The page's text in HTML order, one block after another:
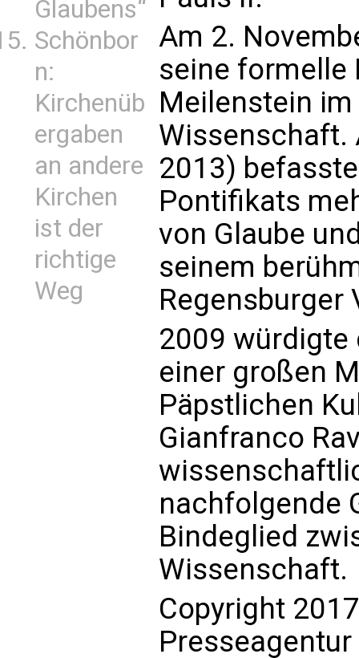
Glaubens“
Schönbor
n:
Kirchenüb
ergaben
an andere
Kirchen
ist der
richtige
Weg
Am 2.
seine formelle
Meilenstein
Wissenschaft.
2013)
Pontifikats
von Glaube
seinem
Regensburger
2009 würdigte
einer großen
Päpstlichen
Gianfranco
nachfolgende
Bindeglied
Wissenschaft.
Copyright
Presseagentur